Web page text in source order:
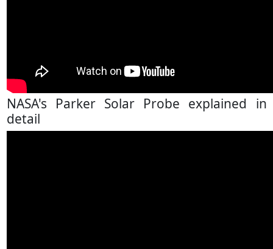
NASA's Parker Solar Probe explained in
detail